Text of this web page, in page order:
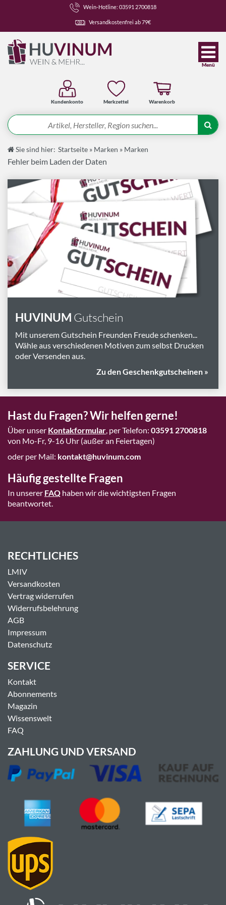
Wein-Hotline: 03591 2700818
Versandkostenfrei ab 79€
Kundenkonto Merkzettel Warenkorb
Menü
Angebote
Wein-Pakete
Spirituosen-Pakete
Geschenk-Pakete
Weine
Spirituosen
Marken
Inspiration
Wissenswelt
Schlagworte
Sie sind hier: Startseite » Marken » Marken
Fehler beim Laden der Daten
HUVINUM Gutschein
Mit unserem Gutschein Freunden Freude schenken...
Wähle aus verschiedenen Motiven zum selbst Drucken
oder Versenden aus.
Zu den Geschenkgutscheinen »
Hast du Fragen? Wir helfen gerne!
Über unser Kontakformular, per Telefon: 03591 2700818
von Mo-Fr, 9-16 Uhr (außer an Feiertagen)
oder per Mail: kontakt@huvinum.com
Häufig gestellte Fragen
In unserer FAQ haben wir die wichtigsten Fragen
beantwortet.
RECHTLICHES
LMIV
Versandkosten
Vertrag widerrufen
Widerrufsbelehrung
AGB
Impressum
Datenschutz
SERVICE
Kontakt
Abonnements
Magazin
Wissenswelt
FAQ
ZAHLUNG UND VERSAND